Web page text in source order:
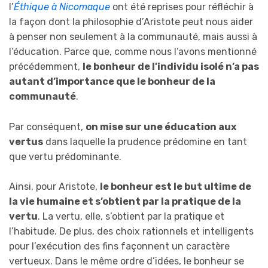
l’Éthique à Nicomaque ont été reprises pour réfléchir à
la façon dont la philosophie d’Aristote peut nous aider
à penser non seulement à la communauté, mais aussi à
l’éducation. Parce que, comme nous l’avons mentionné
précédemment, le bonheur de l’individu isolé n’a pas
autant d’importance que le bonheur de la
communauté.
Par conséquent, on mise sur une éducation aux
vertus dans laquelle la prudence prédomine en tant
que vertu prédominante.
Ainsi, pour Aristote, le bonheur est le but ultime de
la vie humaine et s’obtient par la pratique de la
vertu. La vertu, elle, s’obtient par la pratique et
l’habitude. De plus, des choix rationnels et intelligents
pour l’exécution des fins façonnent un caractère
vertueux. Dans le même ordre d’idées, le bonheur se